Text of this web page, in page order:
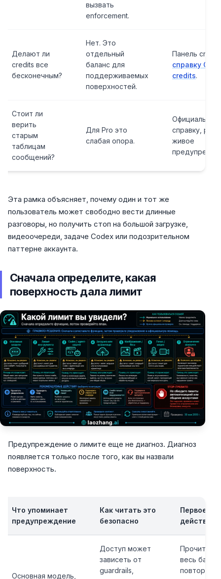
вызвать
enforcement.
Делают ли
credits все
бесконечным?
Нет. Это
отдельный
баланс для
поддерживаемых
поверхностей.
Панель
справку
credits.
Стоит ли
верить
старым
таблицам
сообщений?
Для Pro это
слабая опора.
Официальную
справку,
живое
Эта рамка объясняет, почему один и тот же
пользователь может свободно вести длинные
разговоры, но получить стоп на большой загрузке,
видеоочереди, задаче Codex или подозрительном
паттерне аккаунта.
Сначала определите, какая
поверхность дала лимит
Предупреждение о лимите еще не диагноз. Диагноз
появляется только после того, как вы назвали
поверхность.
Что упоминает
предупреждение
Как читать это
безопасно
Первое
действие
Основная модель,
Доступ может
зависеть от
guardrails,
Прочитать
весь
повторить